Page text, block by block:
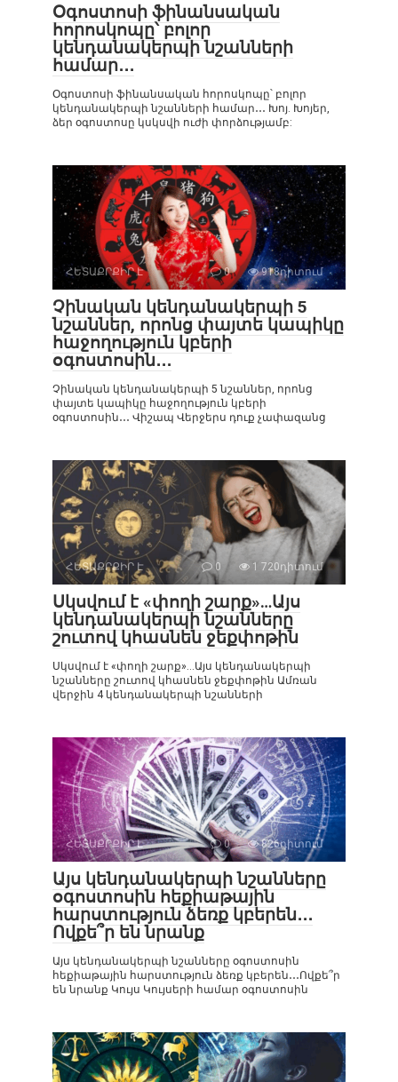
Օգոստոսի ֆինանսական
հորոսկոպը՝ բոլոր
կենդանակերպի նշանների
համար․․․
Օգոստոսի ֆինանսական հորոսկոպը՝ բոլոր
կենդանակերպի նշանների համար․․․ Խոյ. Խոյեր,
ձեր օգոստոսը կսկսվի ուժի փորձությամբ:
ՀԵՏԱՔՐՔԻՐ Է 0 918դիտում
Չինական կենդանակերպի 5
նշաններ, որոնց փայտե կապիկը
հաջողություն կբերի
օգոստոսին․․․
Չինական կենդանակերպի 5 նշաններ, որոնց
փայտե կապիկը հաջողություն կբերի
օգոստոսին․․․ Վիշապ Վերջերս դուք չափազանց
ՀԵՏԱՔՐՔԻՐ Է 0 1 720դիտում
Սկսվում է «փողի շարք»…Այս
կենդանակերպի նշանները
շուտով կհասնեն ջեքփոթին
Սկսվում է «փողի շարք»…Այս կենդանակերպի
նշանները շուտով կհասնեն ջեքփոթին Ամռան
վերջին 4 կենդանակերպի նշանների
ՀԵՏԱՔՐՔԻՐ Է 0 826դիտում
Այս կենդանակերպի նշանները
օգոստոսին հեքիաթային
հարստություն ձեռք կբերեն․․․
Ովքե՞ր են նրանք
Այս կենդանակերպի նշանները օգոստոսին
հեքիաթային հարստություն ձեռք կբերեն․․․Ովքե՞ր
են նրանք Կույս Կույսերի համար օգոստոսին